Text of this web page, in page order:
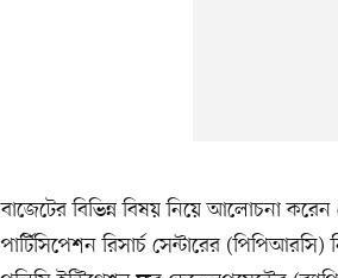
বাজেটের বিভিন্ন বিষয় নিয়ে আলোচনা করেন
পার্টিসিপেশন রিসার্চ সেন্টারের (পিপিআরসি)